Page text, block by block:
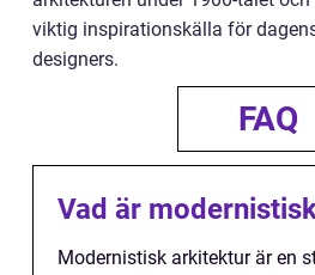
viktig inspirationskälla för
designers.
FAQ
Vad är
Modernistisk arkitektur är en